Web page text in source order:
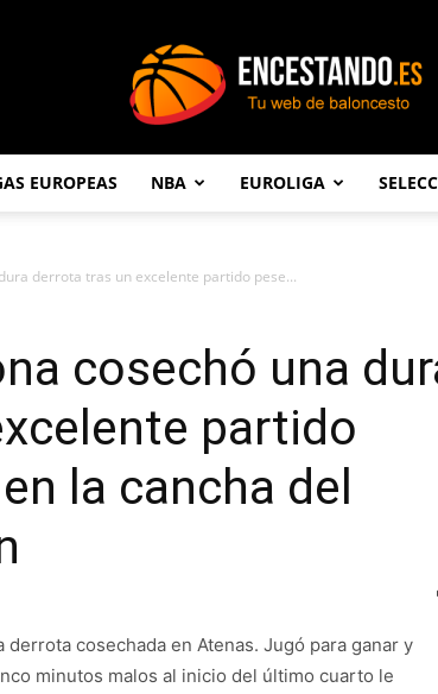
EUROPEAS NBA EUROLIGA
derrota tras un excelente partido pese...
cosechó una
partido
la cancha del
cosechada en Atenas. Jugó para ganar y
minutos malos al inicio del último cuarto le